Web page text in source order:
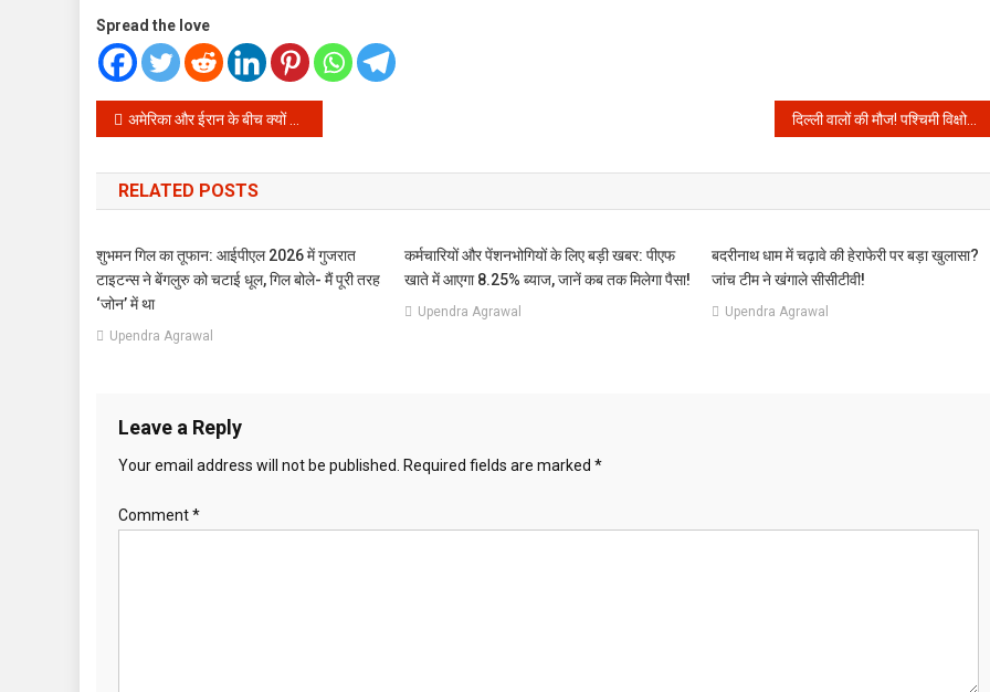
Spread the love
Post
navigation
अमेरिका और ईरान के बीच क्यों नहीं होगी शांति वार्ता? ईरानी राजदूत ने किया ऐसा सनसनीखेज खुलासा जिसने दुनिया को चौंका दिया दिल्ली वालों की मौज! पश्चिमी विक्षोभ ने बदला मौसम का मिजाज, जानें कब तक मिलेगी भीषण गर्मी से राहत
RELATED POSTS
शुभमन गिल का तूफान: आईपीएल 2026 में गुजरात
टाइटन्स ने बेंगलुरु को चटाई धूल, गिल बोले- मैं पूरी तरह
‘जोन’ में था
Upendra Agrawal
कर्मचारियों और पेंशनभोगियों के लिए बड़ी खबर: पीएफ
खाते में आएगा 8.25% ब्याज, जानें कब तक मिलेगा पैसा!
Upendra Agrawal
बदरीनाथ धाम में चढ़ावे की हेराफेरी पर बड़ा खुलासा?
जांच टीम ने खंगाले सीसीटीवी!
Upendra Agrawal
Leave a Reply
Your email address will not be published. Required fields are marked *
Comment*